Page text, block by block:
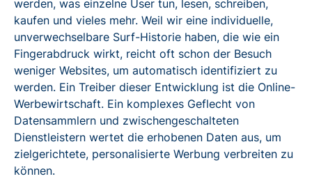
werden, was einzelne User tun, lesen, schreiben,
kaufen und vieles mehr. Weil wir eine individuelle,
unverwechselbare Surf-Historie haben, die wie ein
Fingerabdruck wirkt, reicht oft schon der Besuch
weniger Websites, um automatisch identifiziert zu
werden. Ein Treiber dieser Entwicklung ist die Online-
Werbewirtschaft. Ein komplexes Geflecht von
Datensammlern und zwischengeschalteten
Dienstleistern wertet die erhobenen Daten aus, um
zielgerichtete, personalisierte Werbung verbreiten zu
können.